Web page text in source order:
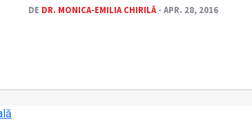
DE DR. MONICA-EMILIA CHIRILĂ - APR. 28, 2016